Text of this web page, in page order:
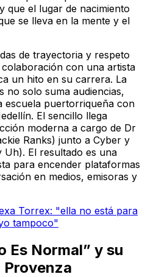
que el lugar de nacimiento
se lleva en la mente y el
de trayectoria y respeto
con una artista
un hito en su carrera. La
no solo suma audiencias,
escuela puertorriqueña con
El sencillo llega
moderna a cargo de Dr
Ranks) junto a Cyber y
El resultado es una
para encender plataformas
en medios, emisoras y
Torrex: "ella no está para
tampoco"
Es Normal” y su